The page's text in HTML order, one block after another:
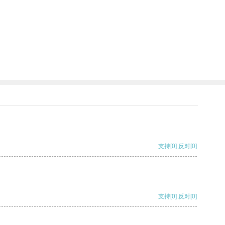
支持[0] 反对[0]
支持[0] 反对[0]